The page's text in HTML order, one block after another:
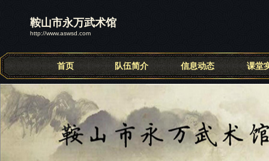
鞍山市永万武术馆
http://www.aswsd.com
首页 队伍简介 信息动态 课堂
联系我们